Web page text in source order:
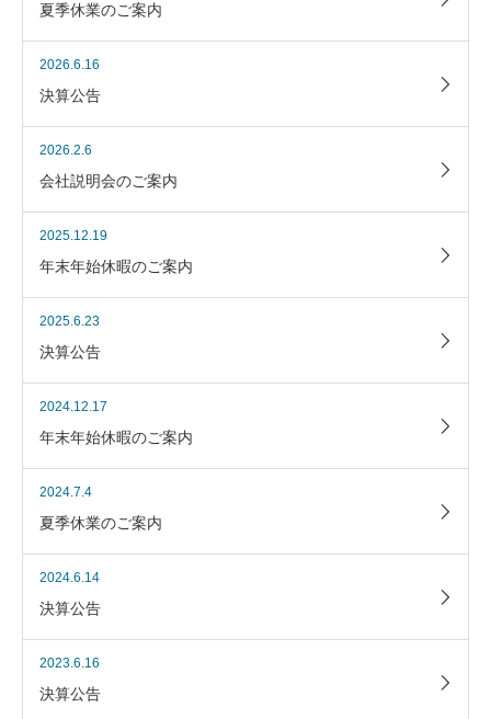
夏季休業のご案内
2026.6.16
決算公告
2026.2.6
会社説明会のご案内
2025.12.19
年末年始休暇のご案内
2025.6.23
決算公告
2024.12.17
年末年始休暇のご案内
2024.7.4
夏季休業のご案内
2024.6.14
決算公告
2023.6.16
決算公告